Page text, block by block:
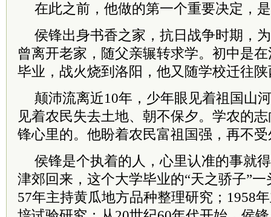
在此之前，他做的第一个重要决定，
侯锋出身书香之家，抗日战争时期，
曾离开老家，随父亲辗转求学。初中是
毕业，战火烧到洛阳，他又随学校迁往
颠沛流离近10年，少年眼见着祖国山
见着农民失去土地、朝不保夕。学农的
锋心里的。他盼着农民富祖国强，再不
侯锋是个执着的人，心里认准的事就
津郊回来，这个大学毕业的“天之骄子”
57年主持黄瓜地方品种整理研究；1958